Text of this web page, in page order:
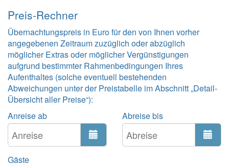
Preis-Rechner
Übernachtungspreis in Euro für den von Ihnen vorher
angegebenen Zeitraum zuzüglich oder abzüglich
möglicher Extras oder möglicher Vergünstigungen
aufgrund bestimmter Rahmenbedingungen Ihres
Aufenthaltes (solche eventuell bestehenden
Abweichungen unter der Preistabelle im Abschnitt „Detail-
Übersicht aller Preise“):
Anreise ab
Abreise bis
Gäste